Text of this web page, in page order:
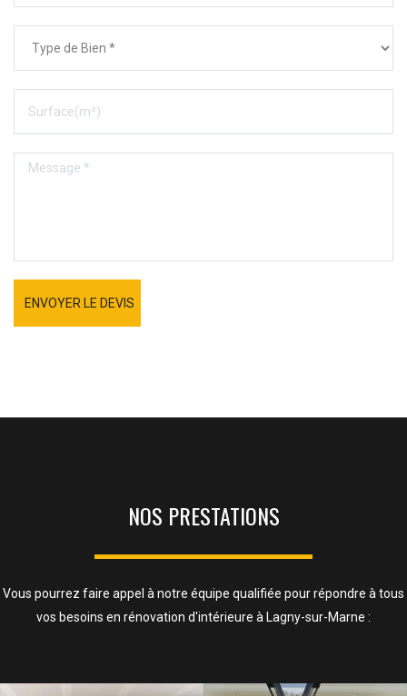
ENVOYER LE DEVIS
NOS PRESTATIONS
Vous pourrez faire appel à notre équipe qualifiée pour répondre à tous
vos besoins en rénovation d'intérieure à Lagny-sur-Marne :